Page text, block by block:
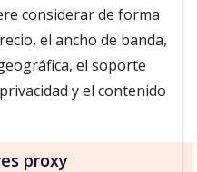
considerar de forma
el ancho de banda,
el soporte
y el contenido
proxy